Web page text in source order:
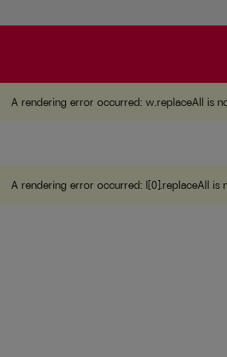
A rendering error occurred:
A rendering error occurred: w.replaceAll is
A rendering error occurred: l[0].replaceAll is